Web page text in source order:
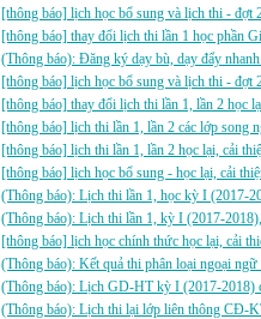
[thông báo] lịch học bổ sung và lịch thi - đợt
[thông báo] thay đổi lịch thi lần 1 học phần
(Thông báo): Đăng ký dạy bù, dạy đẩy
[thông báo] lịch học bổ sung và lịch thi - đợt
[thông báo] thay đổi lịch thi lần 1, lần 2 học
[thông báo] lịch thi lần 1, lần 2 các lớp song
[thông báo] lịch thi lần 1, lần 2 học lại, cải
[thông báo] lịch học bổ sung - học lại, cải
(Thông báo): Lịch thi lần 1, học kỳ I (2017-
(Thông báo): Lịch thi lần 1, kỳ I (2017-
[thông báo] lịch học chính thức học lại, cải
(Thông báo): Kết quả thi phân loại ngoại
(Thông báo): Lịch GD-HT kỳ I (2017-2018)
(Thông báo): Lịch thi lại lớp liên thông CĐ-